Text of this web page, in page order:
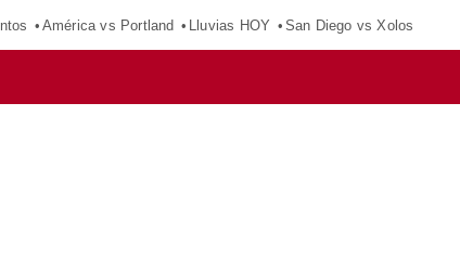
América vs Portland Lluvias HOY San Diego vs Xolos